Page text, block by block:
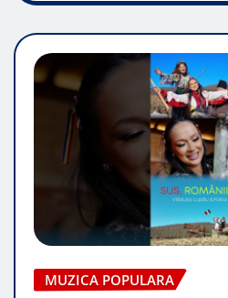
MUZICA POPULARA